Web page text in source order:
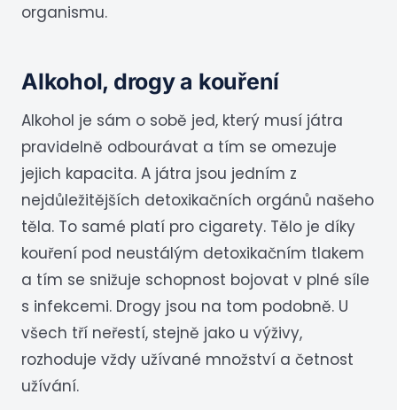
organismu.
Alkohol, drogy a kouření
Alkohol je sám o sobě jed, který musí játra
pravidelně odbourávat a tím se omezuje
jejich kapacita. A játra jsou jedním z
nejdůležitějších detoxikačních orgánů našeho
těla. To samé platí pro cigarety. Tělo je díky
kouření pod neustálým detoxikačním tlakem
a tím se snižuje schopnost bojovat v plné síle
s infekcemi. Drogy jsou na tom podobně. U
všech tří neřestí, stejně jako u výživy,
rozhoduje vždy užívané množství a četnost
užívání.